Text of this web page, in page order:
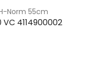
Norm 55cm
4114900002